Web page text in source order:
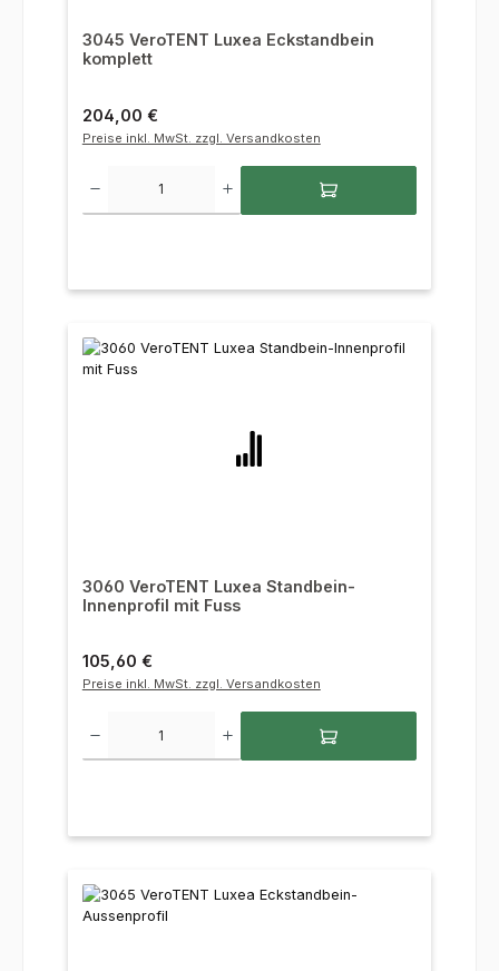
3045 VeroTENT Luxea Eckstandbein
komplett
Regulärer Preis:
204,00 €
Preise inkl. MwSt. zzgl. Versandkosten
3060 VeroTENT Luxea Standbein-
Innenprofil mit Fuss
Regulärer Preis:
105,60 €
Preise inkl. MwSt. zzgl. Versandkosten